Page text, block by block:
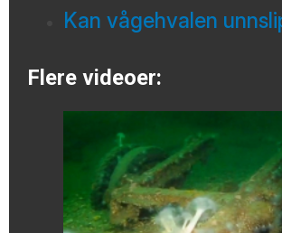
Kan vågehvalen
Flere videoer: